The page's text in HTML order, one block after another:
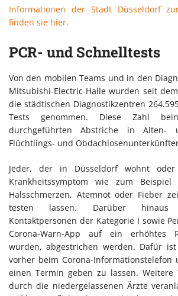
Informationen der Stadt Düsseldorf
finden sie hier.
PCR- und Schnelltests
Von den mobilen Teams und in den
Mitsubishi-Electric-Halle wurden seit
die städtischen Diagnostikzentren
Tests genommen. Diese Zahl
durchgeführten Abstriche in Alten-
Flüchtlings- und
Jeder, der in Düsseldorf wohnt
Krankheitssymptom wie zum Beispiel
Halsschmerzen, Atemnot oder Fieber
testen lassen. Darüber hinaus
Kontaktpersonen der Kategorie I sowie
Corona-Warn-App auf ein erhöhtes
wurden, abgestrichen werden. Dafür
vorher beim Corona-Informationstelefon
einen Termin geben zu lassen. Weitere
durch die niedergelassenen Ärzte